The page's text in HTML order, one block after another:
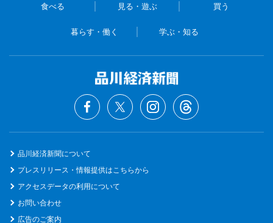
食べる 見る・遊ぶ 買う
暮らす・働く 学ぶ・知る
品川経済新聞について
プレスリリース・情報提供はこちらから
アクセスデータの利用について
お問い合わせ
広告のご案内